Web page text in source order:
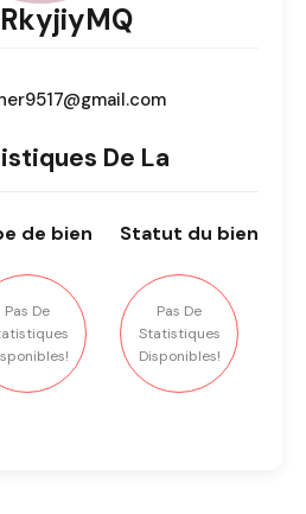
De La
de bien
Pas De
Statut du bien
Pas De
Statistiques
Disponibles!